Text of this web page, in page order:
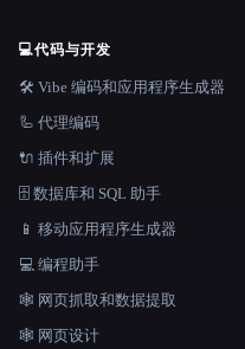
💻代码与开发
🛠️ Vibe 编码和应用程序生成器
🦾 代理编码
🔌 插件和扩展
🗄️ 数据库和 SQL 助手
📱 移动应用程序生成器
💻 编程助手
🕸️ 网页抓取和数据提取
🕸 网页设计